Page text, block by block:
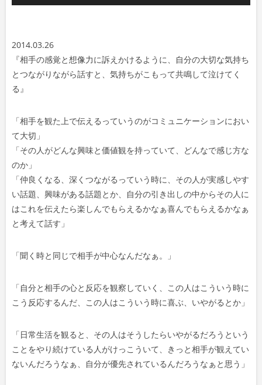
声
ー
ヤ
ー
2014.03.26
『相手の感覚と想像力に訴えかけるように、自分の大切な気持ち
とつながりながら話すと、気持ちがこもって共鳴して泣けてく
る』
「相手を観た上で伝えるっていうのがコミュニケーションにおい
て大切」
「その人がどんな興味と価値観を持っていて、どんなで感じ方な
のか」
「仲良くなる、深くつながるっていう時に、その人が実感しやす
い話題、興味がある話題とか、自分の引き出しの中からその人に
はこれを伝えたら楽しんでもらえるかなぁ喜んでもらえるかなぁ
と考えて話す」
「聞く時と同じで相手が中心なんだなぁ。」
「自分と相手の心と反応を観察していく、この人はこういう時に
こう反応するんだ、この人はこういう時に喜ぶ、いやがるとか」
「日常生活を観ると、その人はそうしたらいやがるだろうという
ことをやり続けている人がけっこういて、きっと相手が観えてい
ないんだろうなぁ、自分が優先されているんだろうなぁと思う」